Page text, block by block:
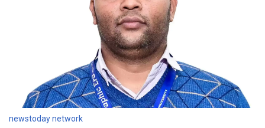
newstoday network